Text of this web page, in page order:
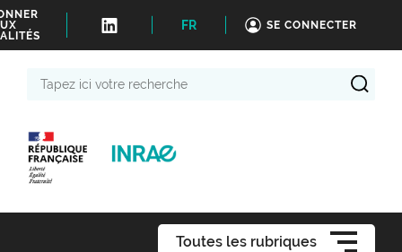
FR SE CONNECTER
Toutes les rubriques